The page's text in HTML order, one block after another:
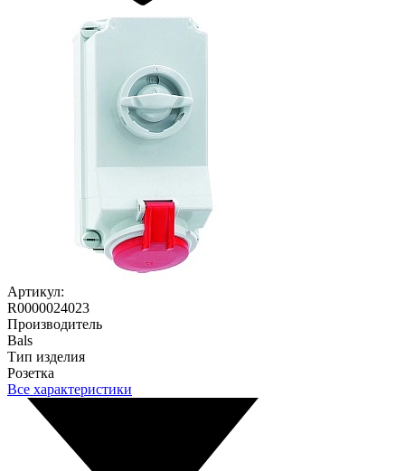
Артикул:
R0000024023
Производитель
Bals
Тип изделия
Розетка
Все характеристики